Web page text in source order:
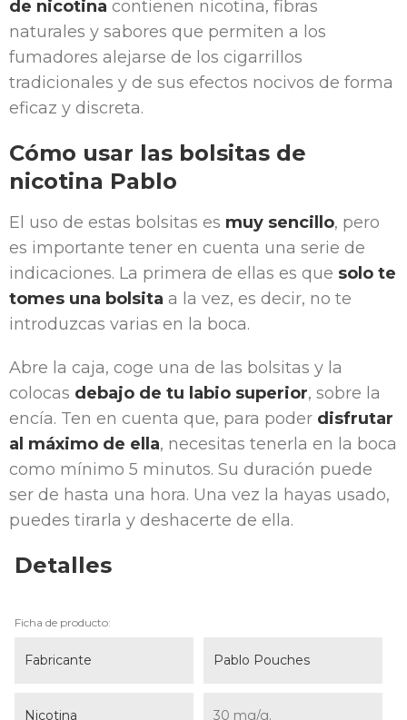
de nicotina contienen nicotina, fibras
naturales y sabores que permiten a los
fumadores alejarse de los cigarrillos
tradicionales y de sus efectos nocivos de forma
eficaz y discreta.
Cómo usar las bolsitas de
nicotina Pablo
El uso de estas bolsitas es muy sencillo, pero
es importante tener en cuenta una serie de
indicaciones. La primera de ellas es que solo te
tomes una bolsita a la vez, es decir, no te
introduzcas varias en la boca.
Abre la caja, coge una de las bolsitas y la
colocas debajo de tu labio superior, sobre la
encía. Ten en cuenta que, para poder disfrutar
al máximo de ella, necesitas tenerla en la boca
como mínimo 5 minutos. Su duración puede
ser de hasta una hora. Una vez la hayas usado,
puedes tirarla y deshacerte de ella.
Detalles
Ficha de producto:
Fabricante Pablo Pouches
Nicotina 30 mg/g.